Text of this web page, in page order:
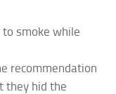
to smoke while
recommendation
they hid the